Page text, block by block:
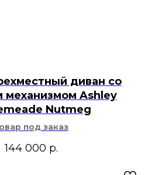
диван со
механизмом Ashley
Nutmeg
под заказ
144 000 р.